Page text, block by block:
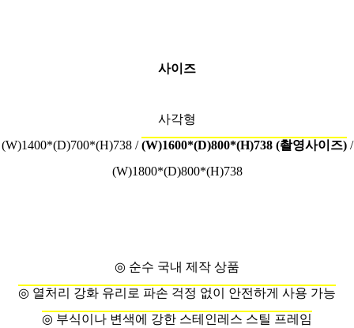
사이즈
사각형
(W)1400*(D)700*(H)738 /(W)1600*(D)800*(H)738 (촬영사이즈) /
(W)1800*(D)800*(H)738
◎ 순수 국내 제작 상품
◎ 열처리 강화 유리로 파손 걱정 없이 안전하게 사용 가능
◎ 부식이나 변색에 강한 스테인레스 스틸 프레임